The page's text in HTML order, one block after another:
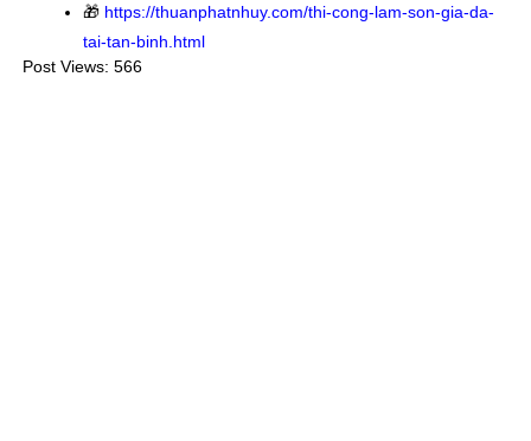
🎁 https://thuanphatnhuy.com/thi-cong-lam-son-gia-da-
tai-tan-binh.html
Post Views: 566